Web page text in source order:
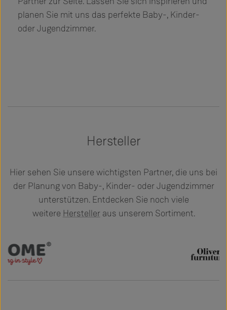
planen Sie mit uns das perfekte Baby-, Kinder-
oder Jugendzimmer.
Hersteller
Hier sehen Sie unsere wichtigsten Partner, die uns bei
der Planung von Baby-, Kinder- oder Jugendzimmer
unterstützen. Entdecken Sie noch viele
weitere Herstelleraus unserem Sortiment.
Slider überspringen